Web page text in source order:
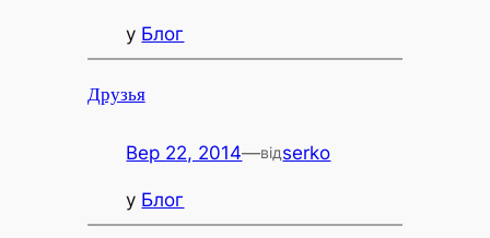
у Блог
Друзья
Вер 22, 2014—відserko
у Блог